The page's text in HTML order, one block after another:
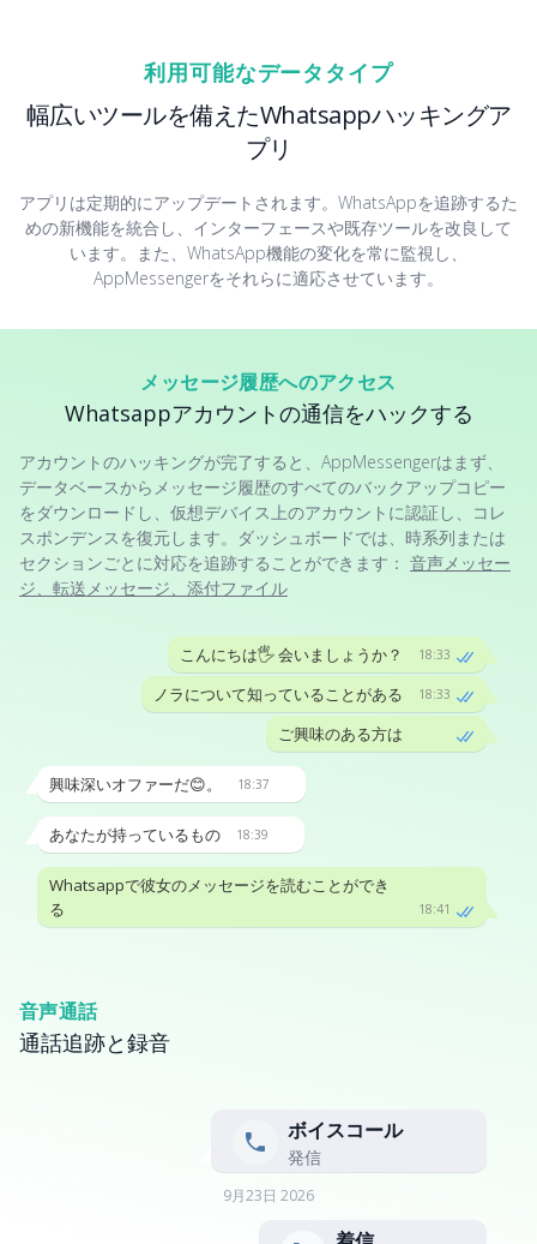
利用可能なデータタイプ
幅広いツールを備えたWhatsappハッキングア
プリ
アプリは定期的にアップデートされます。WhatsAppを追跡するた
めの新機能を統合し、インターフェースや既存ツールを改良して
います。また、WhatsApp機能の変化を常に監視し、
AppMessengerをそれらに適応させています。
メッセージ履歴へのアクセス
Whatsappアカウントの通信をハックする
アカウントのハッキングが完了すると、AppMessengerはまず、
データベースからメッセージ履歴のすべてのバックアップコピー
をダウンロードし、仮想デバイス上のアカウントに認証し、コレ
スポンデンスを復元します。ダッシュボードでは、時系列または
セクションごとに対応を追跡することができます： 音声メッセー
ジ、転送メッセージ、添付ファイル
18:33
こんにちは🖐 会いましょうか？
18:33
ノラについて知っていることがある
ご興味のある方は
18:37
興味深いオファーだ😊。
18:39
あなたが持っているもの
18:41
Whatsappで彼女のメッセージを読むことができ
る
音声通話
通話追跡と録音
ボイスコール
発信
9月23日 2026